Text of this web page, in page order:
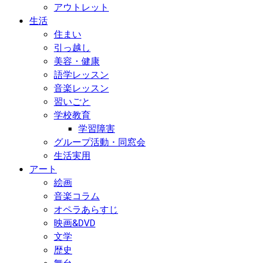
アウトレット
生活
住まい
引っ越し
美容・健康
語学レッスン
音楽レッスン
習いごと
学校教育
学習障害
グループ活動・同窓会
生活実用
アート
絵画
音楽コラム
オペラあらすじ
映画&DVD
文学
歴史